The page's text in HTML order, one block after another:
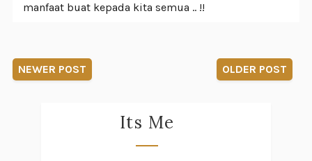
manfaat buat kepada kita semua .. !!
NEWER POST OLDER POST
Its Me